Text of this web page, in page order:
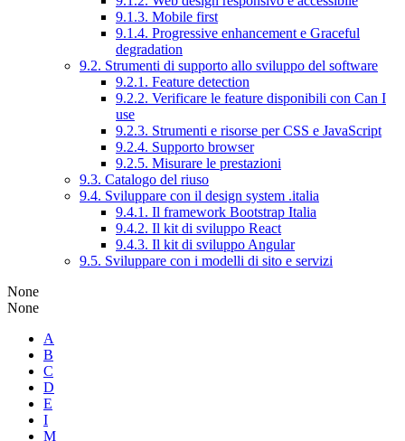
9.1.3. Mobile first
9.1.4. Progressive enhancement e Graceful
degradation
9.2. Strumenti di supporto allo sviluppo del software
9.2.1. Feature detection
9.2.2. Verificare le feature disponibili con Can I
use
9.2.3. Strumenti e risorse per CSS e JavaScript
9.2.4. Supporto browser
9.2.5. Misurare le prestazioni
9.3. Catalogo del riuso
9.4. Sviluppare con il design system .italia
9.4.1. Il framework Bootstrap Italia
9.4.2. Il kit di sviluppo React
9.4.3. Il kit di sviluppo Angular
9.5. Sviluppare con i modelli di sito e servizi
None
None
A
B
C
D
E
I
M